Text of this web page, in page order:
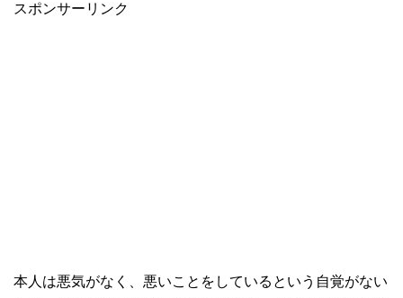
スポンサーリンク
本人は悪気がなく、悪いことをしているという自覚がない